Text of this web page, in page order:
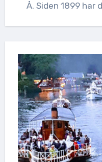
Å. Siden 1899